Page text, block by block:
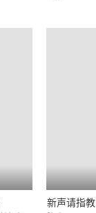
新声请指教